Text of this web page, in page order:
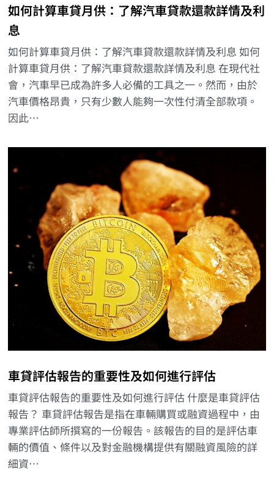
如何計算車貸月供：了解汽車貸款還款詳情及利
息
如何計算車貸月供：了解汽車貸款還款詳情及利息 如何
計算車貸月供：了解汽車貸款還款詳情及利息 在現代社
會，汽車早已成為許多人必備的工具之一。然而，由於
汽車價格昂貴，只有少數人能夠一次性付清全部款項。
因此…
車貸評估報告的重要性及如何進行評估
車貸評估報告的重要性及如何進行評估 什麼是車貸評估
報告？ 車貸評估報告是指在車輛購買或融資過程中，由
專業評估師所撰寫的一份報告。該報告的目的是評估車
輛的價值、條件以及對金融機構提供有關融資風險的詳
細資…